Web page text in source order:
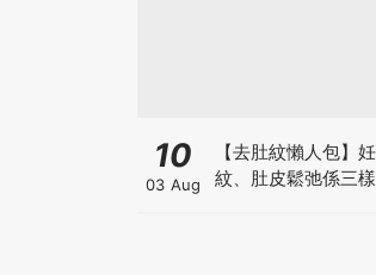
10
03 Aug
【去肚紋懶人包】
紋、肚皮鬆弛係三